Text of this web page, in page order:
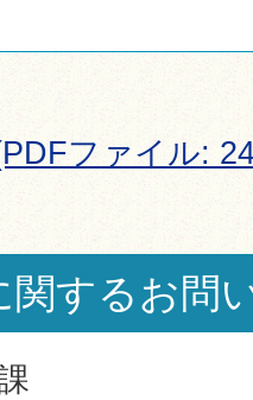
ファイル:
関するお問